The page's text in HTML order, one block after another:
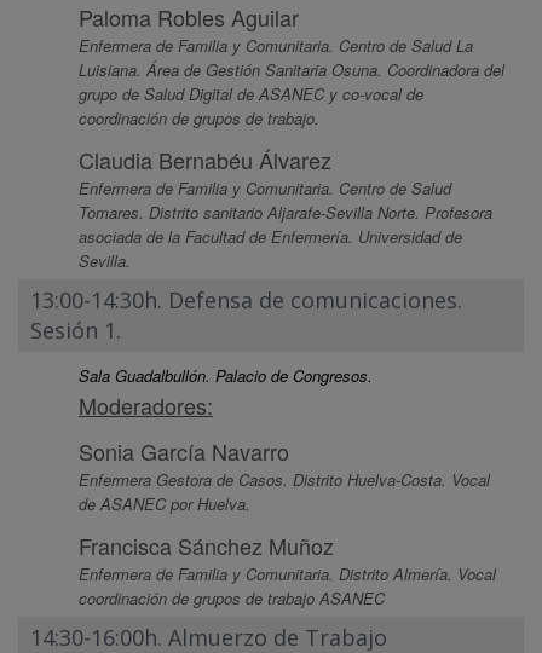
Paloma Robles Aguilar
Enfermera de Familia y Comunitaria. Centro de Salud La
Luisiana. Área de Gestión Sanitaria Osuna. Coordinadora del
grupo de Salud Digital de ASANEC y co-vocal de
coordinación de grupos de trabajo.
Claudia Bernabéu Álvarez
Enfermera de Familia y Comunitaria. Centro de Salud
Tomares. Distrito sanitario Aljarafe-Sevilla Norte. Profesora
asociada de la Facultad de Enfermería. Universidad de
Sevilla.
13:00-14:30h. Defensa de comunicaciones.
Sesión 1.
Sala Guadalbullón. Palacio de Congresos.
Moderadores:
Sonia García Navarro
Enfermera Gestora de Casos. Distrito Huelva-Costa. Vocal
de ASANEC por Huelva.
Francisca Sánchez Muñoz
Enfermera de Familia y Comunitaria. Distrito Almería. Vocal
coordinación de grupos de trabajo ASANEC
14:30-16:00h. Almuerzo de Trabajo